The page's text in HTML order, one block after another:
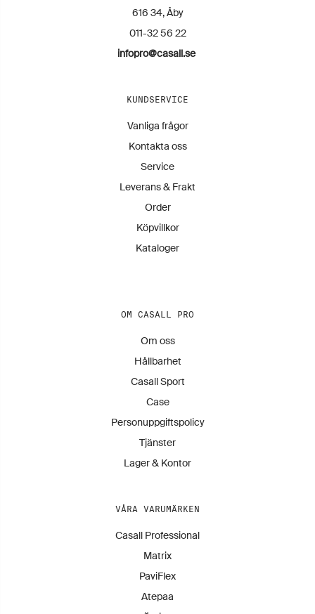
616 34, Åby
011-32 56 22
infopro@casall.se
KUNDSERVICE
Vanliga frågor
Kontakta oss
Service
Leverans & Frakt
Order
Köpvillkor
Kataloger
OM CASALL PRO
Om oss
Hållbarhet
Casall Sport
Case
Personuppgiftspolicy
Tjänster
Lager & Kontor
VÅRA VARUMÄRKEN
Casall Professional
Matrix
PaviFlex
Atepaa